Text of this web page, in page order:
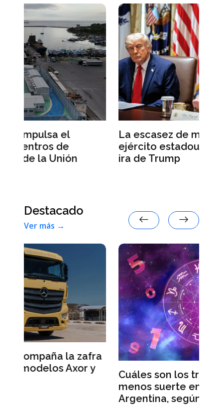
La escasez de munición del
ejército estadounidense desata la
ira de Trump
Destacado
Ver más →
Cuáles son los tres signos con
menos suerte en agosto de 2026 en
Argentina, según la inteligencia